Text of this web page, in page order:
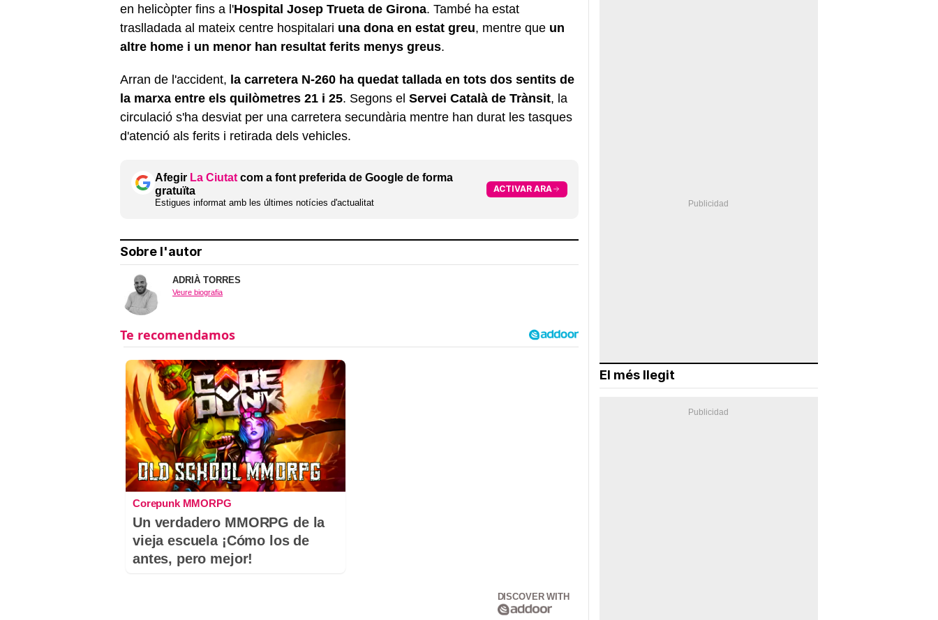
en helicòpter fins a l'Hospital Josep Trueta de Girona. També ha estat
traslladada al mateix centre hospitalari una dona en estat greu, mentre que un
altre home i un menor han resultat ferits menys greus.
Arran de l'accident, la carretera N-260 ha quedat tallada en tots dos sentits de
la marxa entre els quilòmetres 21 i 25. Segons el Servei Català de Trànsit, la
circulació s'ha desviat per una carretera secundària mentre han durat les tasques
d'atenció als ferits i retirada dels vehicles.
Afegir La Ciutat com a font preferida de Google de forma
gratuïta
Estigues informat amb les últimes notícies d'actualitat
ACTIVAR ARA
Sobre l'autor
ADRIÀ TORRES
Veure biografia
Corepunk MMORPG
Un verdadero MMORPG de la
vieja escuela ¡Cómo los de
antes, pero mejor!
DISCOVER WITH
El més llegit